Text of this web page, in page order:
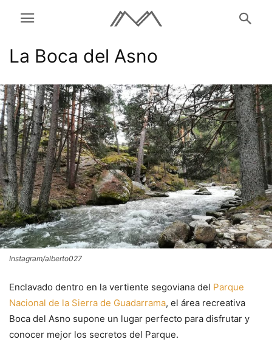
La Boca del Asno
Instagram/alberto027
Enclavado dentro en la vertiente segoviana del Parque
Nacional de la Sierra de Guadarrama, el área recreativa
Boca del Asno supone un lugar perfecto para disfrutar y
conocer mejor los secretos del Parque.